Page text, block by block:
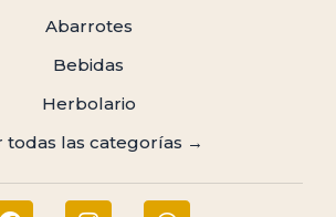
Abarrotes
Bebidas
Herbolario
todas las categorías →